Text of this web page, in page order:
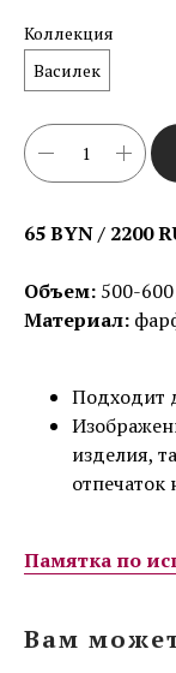
Коллекция
Василек
65 BYN / 2200
Объем: 500-
Материал:
Подходит
изделия,
отпечаток
Памятка по
Вам